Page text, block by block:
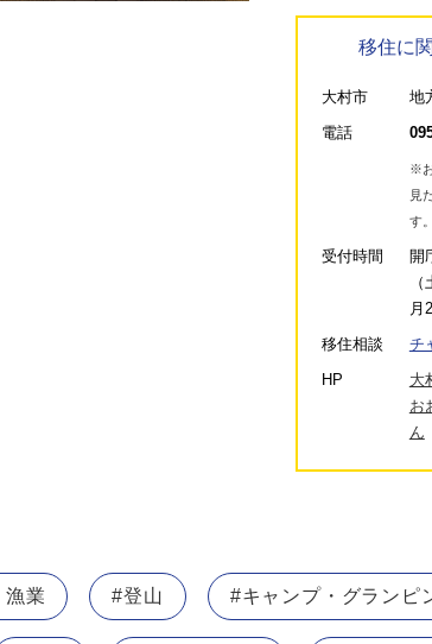
移住に
大村市
地
電話
※
見
す。
受付時間
開
月
移住相談
チ
HP
大
お
ん
漁業 #登山 #キャンプ・グランピ